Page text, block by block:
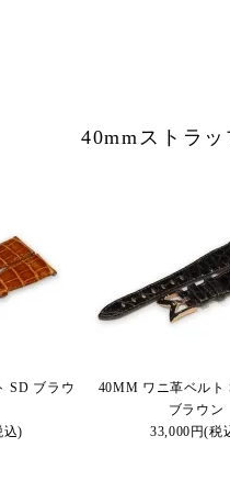
40mmストラ
SD ブラウ
込)
40MM ワニ革ベルト
ブラウン
33,000円(税